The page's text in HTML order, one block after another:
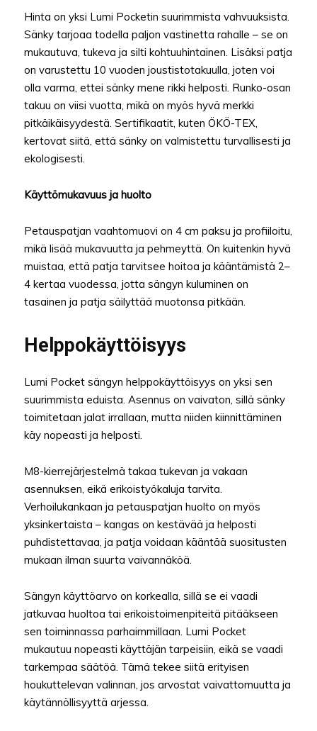
Hinta on yksi Lumi Pocketin suurimmista vahvuuksista.
Sänky tarjoaa todella paljon vastinetta rahalle – se on
mukautuva, tukeva ja silti kohtuuhintainen. Lisäksi patja
on varustettu 10 vuoden joustistotakuulla, joten voi
olla varma, ettei sänky mene rikki helposti. Runko-osan
takuu on viisi vuotta, mikä on myös hyvä merkki
pitkäikäisyydestä. Sertifikaatit, kuten ÖKÖ-TEX,
kertovat siitä, että sänky on valmistettu turvallisesti ja
ekologisesti.
Käyttömukavuus ja huolto
Petauspatjan vaahtomuovi on 4 cm paksu ja profiiloitu,
mikä lisää mukavuutta ja pehmeyttä. On kuitenkin hyvä
muistaa, että patja tarvitsee hoitoa ja kääntämistä 2–
4 kertaa vuodessa, jotta sängyn kuluminen on
tasainen ja patja säilyttää muotonsa pitkään.
Helppokäyttöisyys
Lumi Pocket sängyn helppokäyttöisyys on yksi sen
suurimmista eduista. Asennus on vaivaton, sillä sänky
toimitetaan jalat irrallaan, mutta niiden kiinnittäminen
käy nopeasti ja helposti.
M8-kierrejärjestelmä takaa tukevan ja vakaan
asennuksen, eikä erikoistyökaluja tarvita.
Verhoilukankaan ja petauspatjan huolto on myös
yksinkertaista – kangas on kestävää ja helposti
puhdistettavaa, ja patja voidaan kääntää suositusten
mukaan ilman suurta vaivannäköä.
Sängyn käyttöarvo on korkealla, sillä se ei vaadi
jatkuvaa huoltoa tai erikoistoimenpiteitä pitääkseen
sen toiminnassa parhaimmillaan. Lumi Pocket
mukautuu nopeasti käyttäjän tarpeisiin, eikä se vaadi
tarkempaa säätöä. Tämä tekee siitä erityisen
houkuttelevan valinnan, jos arvostat vaivattomuutta ja
käytännöllisyyttä arjessa.